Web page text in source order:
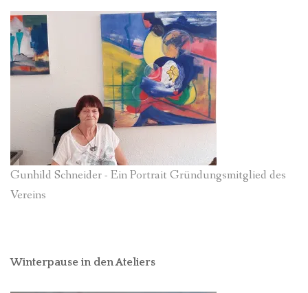
Gunhild Schneider - Ein Portrait Gründungsmitglied des
Vereins
Winterpause in den Ateliers